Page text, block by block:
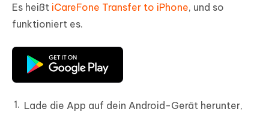
Es heißt iCareFone Transfer to iPhone, und so
funktioniert es.
Lade die App auf dein Android-Gerät herunter,